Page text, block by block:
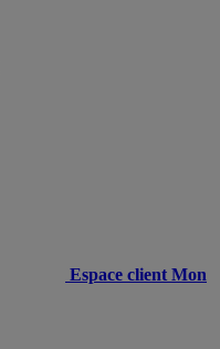
Espace client Mon